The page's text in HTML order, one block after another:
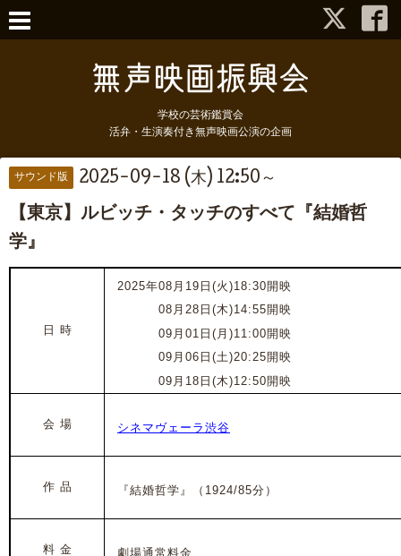
学校の芸術鑑賞会
活弁・生演奏付き無声映画公演の企画
サウンド版 2025-09-18 (木) 12:50～
【東京】ルビッチ・タッチのすべて『結婚哲
学』
日 時
2025年08月19日(火)18:30開映
08月28日(木)14:55開映
09月01日(月)11:00開映
09月06日(土)20:25開映
09月18日(木)12:50開映
会 場 シネマヴェーラ渋谷
作 品 『結婚哲学』 （1924/85分）
料 金 劇場通常料金